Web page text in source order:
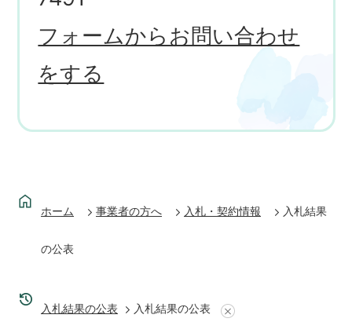
フォームからお問い合わせ
をする
ホーム 事業者の方へ 入札・契約情報 入札結果
の公表
入札結果の公表 入札結果の公表